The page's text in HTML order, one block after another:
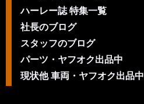
ハーレー誌 特集一覧
社長のブログ
スタッフのブログ
パーツ・ヤフオク出品中
現状他 車両・ヤフオク出品中